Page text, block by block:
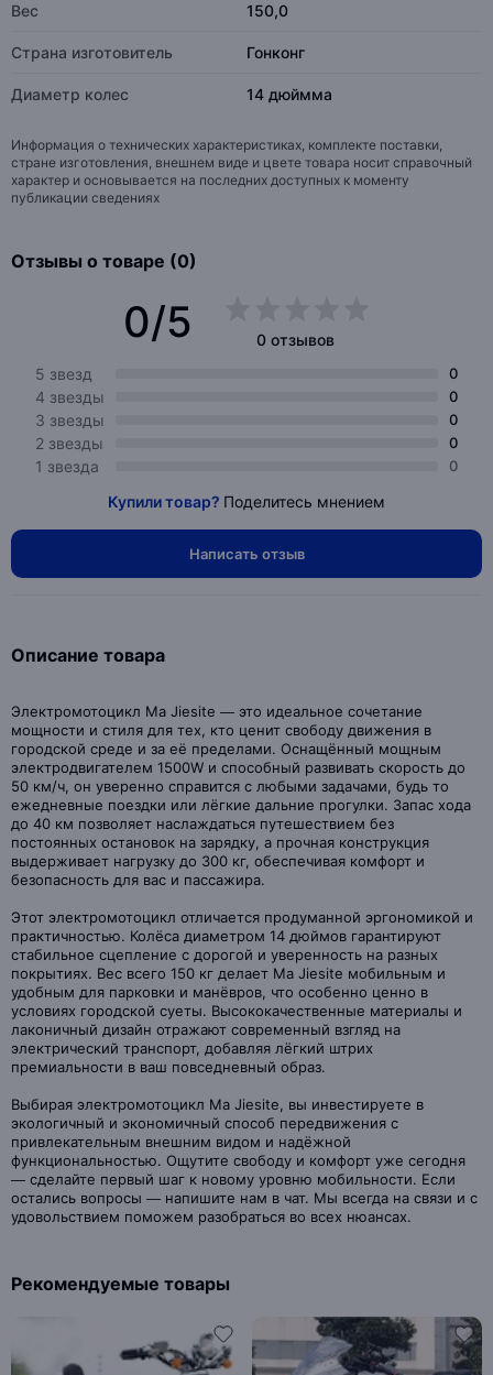
Вес 150,0
Страна изготовитель Гонконг
Диаметр колес 14 дюймма
Информация о технических характеристиках, комплекте поставки,
стране изготовления, внешнем виде и цвете товара носит справочный
характер и основывается на последних доступных к моменту
публикации сведениях
Отзывы о товаре (0)
0/5
0 отзывов
5 звезд
0
4 звезды 0
3 звезды 0
2 звезды 0
1 звезда 0
Купили товар? Поделитесь мнением
Написать отзыв
Описание товара
Электромотоцикл Ma Jiesite — это идеальное сочетание
мощности и стиля для тех, кто ценит свободу движения в
городской среде и за её пределами. Оснащённый мощным
электродвигателем 1500W и способный развивать скорость до
50 км/ч, он уверенно справится с любыми задачами, будь то
ежедневные поездки или лёгкие дальние прогулки. Запас хода
до 40 км позволяет наслаждаться путешествием без
постоянных остановок на зарядку, а прочная конструкция
выдерживает нагрузку до 300 кг, обеспечивая комфорт и
безопасность для вас и пассажира.
Этот электромотоцикл отличается продуманной эргономикой и
практичностью. Колёса диаметром 14 дюймов гарантируют
стабильное сцепление с дорогой и уверенность на разных
покрытиях. Вес всего 150 кг делает Ma Jiesite мобильным и
удобным для парковки и манёвров, что особенно ценно в
условиях городской суеты. Высококачественные материалы и
лаконичный дизайн отражают современный взгляд на
электрический транспорт, добавляя лёгкий штрих
премиальности в ваш повседневный образ.
Выбирая электромотоцикл Ma Jiesite, вы инвестируете в
экологичный и экономичный способ передвижения с
привлекательным внешним видом и надёжной
функциональностью. Ощутите свободу и комфорт уже сегодня
— сделайте первый шаг к новому уровню мобильности. Если
остались вопросы — напишите нам в чат. Мы всегда на связи и с
удовольствием поможем разобраться во всех нюансах.
Рекомендуемые товары